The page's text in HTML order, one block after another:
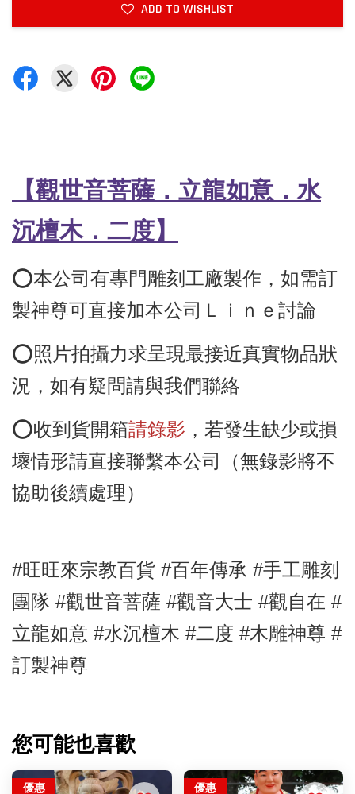
ADD TO WISHLIST
【觀世音菩薩．立龍如意．水
沉檀木．二度】
⭕️本公司有專門雕刻工廠製作，如需訂
製神尊可直接加本公司Ｌｉｎｅ討論
⭕️照片拍攝力求呈現最接近真實物品狀
況，如有疑問請與我們聯絡
⭕️收到貨開箱請錄影 ，若發生缺少或損
壞情形請直接聯繫本公司（無錄影將不
協助後續處理）
#旺旺來宗教百貨 #百年傳承 #手工雕刻
團隊 #觀世音菩薩 #觀音大士 #觀自在 #
立龍如意 #水沉檀木 #二度 #木雕神尊 #
訂製神尊
您可能也喜歡
優惠 優惠